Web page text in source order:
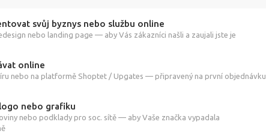
svůj byznys nebo službu online
nebo landing page — aby Vás zákazníci našli a zaujali jste je
online
nebo na platformě Shoptet / Upgates — připravený na první objednávku
nebo grafiku
nebo podklady pro soc. sítě — aby Vaše značka vypadala